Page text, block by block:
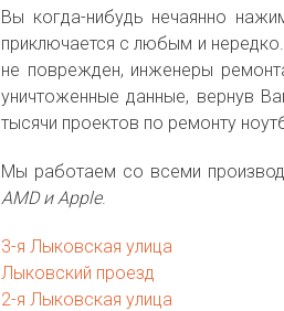
Вы когда-нибудь нечаянно
приключается с любым и
не поврежден, инженеры
уничтоженные данные, вернув
тысячи проектов по ремонту
Мы работаем со всеми
AMD и Apple.
3-я Лыковская улица
Лыковский проезд
2-я Лыковская улица